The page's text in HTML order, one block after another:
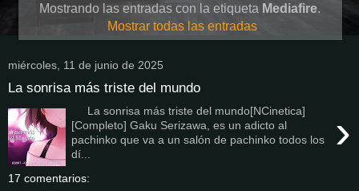
Mostrando las entradas con la etiqueta Mediafire.
Mostrar todas las entradas
miércoles, 11 de junio de 2025
La sonrisa más triste del mundo
›
La sonrisa más triste del mundo[NCinetica]
[Completo] Gaku Serizawa, es un adicto al
pachinko que va a un salón de pachinko todos los
dí...
17 comentarios: